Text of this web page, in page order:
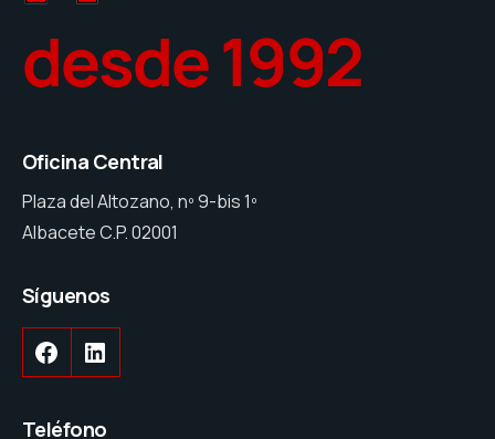
desde 1992
Oficina Central
Plaza del Altozano, nº 9-bis 1º
Albacete C.P. 02001
Síguenos
Teléfono